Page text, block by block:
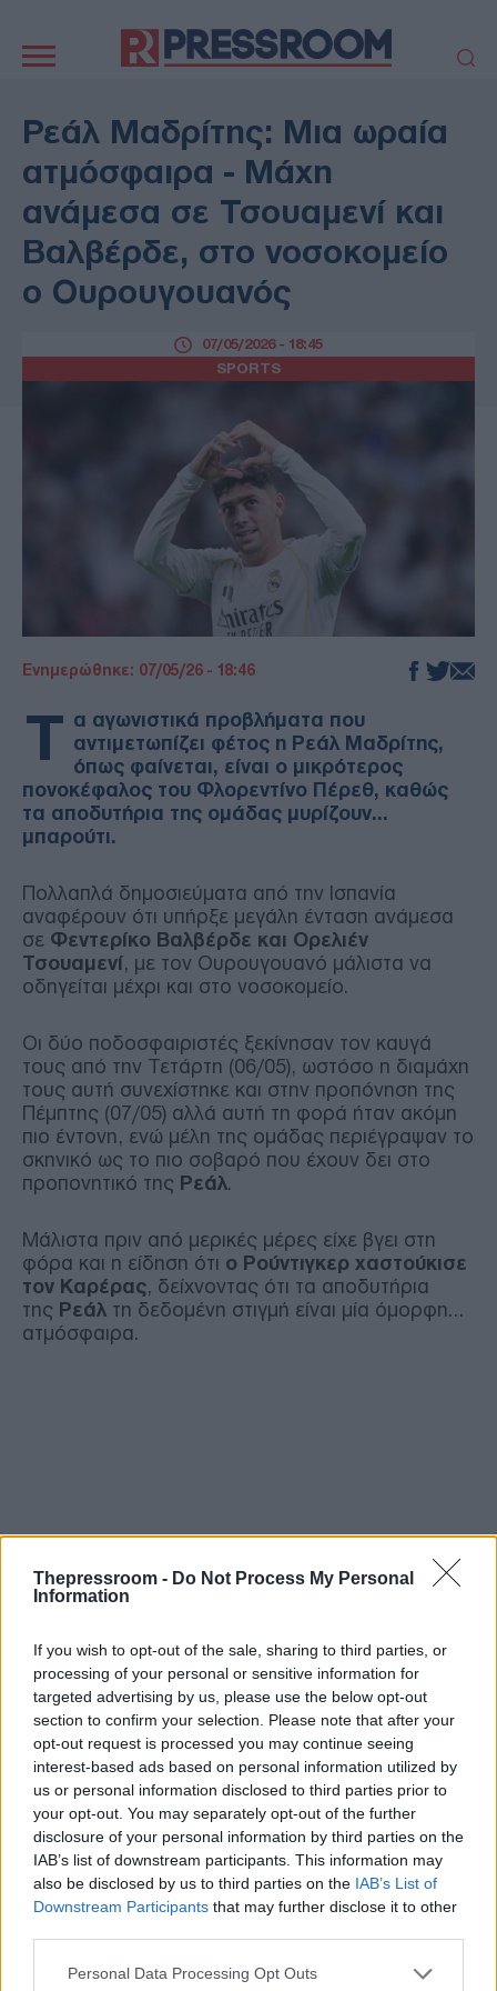
Thepressroom - Do Not Process My Personal
Information
If you wish to opt-out of the sale, sharing to third parties, or
processing of your personal or sensitive information for
targeted advertising by us, please use the below opt-out
section to confirm your selection. Please note that after your
opt-out request is processed you may continue seeing
interest-based ads based on personal information utilized by
us or personal information disclosed to third parties prior to
your opt-out. You may separately opt-out of the further
disclosure of your personal information by third parties on the
IAB’s list of downstream participants. This information may
also be disclosed by us to third parties on the IAB’s List of
Downstream Participants that may further disclose it to other
Please note that this website/app uses one or more Google
Personal Data Processing Opt Outs
πλοήγηση
ΠΟΛΙΤΙΚΗ
ΤΟΥΡΚΙΑ
ΕΚΚΛΗΣΙΑ
ΑΜΥΝΑ
ΔΙΕΘΝΗ
ΚΥΠΡΟΣ
MEDIA
LIFESTYLE
SPORTS
ΑΥΤΟΔΙΟΙΚΗΣΗ
ΤΕΧΝΟΛΟΓΙΑ
ΠΑΡΑΞΕΝΑ
ΖΩΔΙΑ
Ρεάλ Μαδρίτης: Μια ωραία
ατμόσφαιρα - Μάχη
ανάμεσα σε Τσουαμενί και
Βαλβέρδε, στο νοσοκομείο
ο Ουρουγουανός
SPORTS
07/05/2026 - 18:45
Ενημερώθηκε: 07/05/26 - 18:46
Τ α αγωνιστικά προβλήματα που
αντιμετωπίζει φέτος η Ρεάλ Μαδρίτης,
όπως φαίνεται, είναι ο μικρότερος
πονοκέφαλος του Φλορεντίνο Πέρεθ, καθώς
τα αποδυτήρια της ομάδας μυρίζουν…
μπαρούτι.
Πολλαπλά δημοσιεύματα από την Ισπανία
αναφέρουν ότι υπήρξε μεγάλη ένταση ανάμεσα
σε Φεντερίκο Βαλβέρδε και Ορελιέν
Τσουαμενί, με τον Ουρουγουανό μάλιστα να
οδηγείται μέχρι και στο νοσοκομείο.
Οι δύο ποδοσφαιριστές ξεκίνησαν τον καυγά
τους από την Τετάρτη (06/05), ωστόσο η διαμάχη
τους αυτή συνεχίστηκε και στην προπόνηση της
Πέμπτης (07/05) αλλά αυτή τη φορά ήταν ακόμη
πιο έντονη, ενώ μέλη της ομάδας περιέγραψαν το
σκηνικό ως το πιο σοβαρό που έχουν δει στο
προπονητικό της Ρεάλ.
Μάλιστα πριν από μερικές μέρες είχε βγει στη
φόρα και η είδηση ότι ο Ρούντιγκερ χαστούκισε
τον Καρέρας, δείχνοντας ότι τα αποδυτήρια
της Ρεάλ τη δεδομένη στιγμή είναι μία όμορφη…
ατμόσφαιρα.